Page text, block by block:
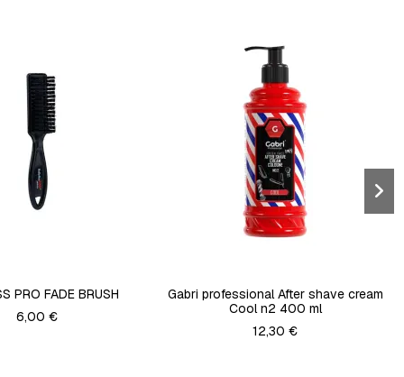
PRO FADE BRUSH
6,00 €
Gabri professional After shave cream
Cool n2 400 ml
12,30 €